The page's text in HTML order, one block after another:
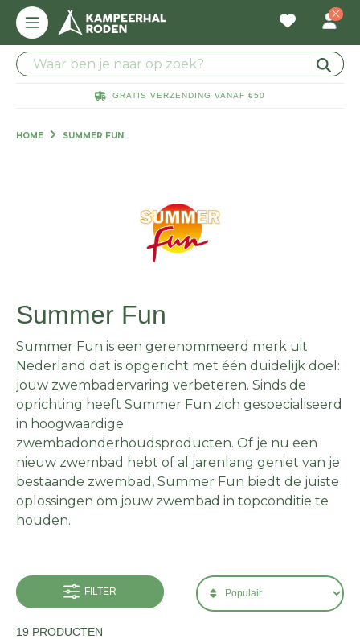
GRATIS VERZENDING VANAF €50
HOME SUMMER FUN
Summer Fun
Summer Fun is een gerenommeerd merk uit
Nederland dat is opgericht met één duidelijk doel:
jouw zwembadervaring verbeteren. Sinds de
oprichting heeft Summer Fun zich gespecialiseerd
in hoogwaardige
zwembadonderhoudsproducten. Of je nu een
nieuw zwembad hebt of al jarenlang geniet van je
bestaande zwembad, Summer Fun biedt de juiste
oplossingen om jouw zwembad in topconditie te
houden.
FILTER
19 PRODUCTEN